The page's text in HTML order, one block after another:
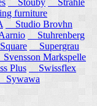
Stouby
Strahle
furniture
Studio Brovhn
Stuhrenberg
Supergrau
Markspelle
Plus
Swissflex
Sywawa